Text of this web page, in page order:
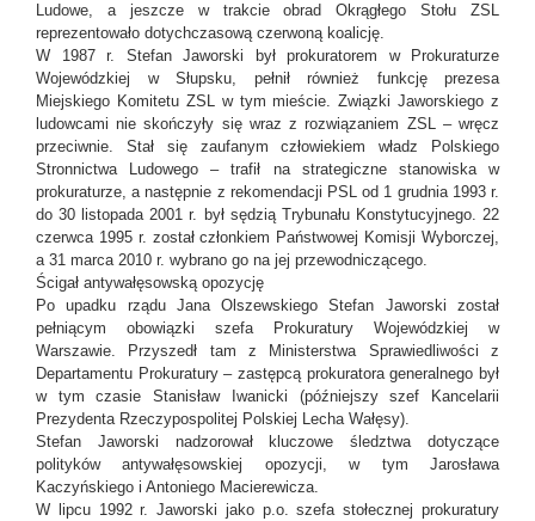
Ludowe, a jeszcze w trakcie obrad Okrągłego Stołu ZSL
reprezentowało dotychczasową czerwoną koalicję.
W 1987 r. Stefan Jaworski był prokuratorem w Prokuraturze
Wojewódzkiej w Słupsku, pełnił również funkcję prezesa
Miejskiego Komitetu ZSL w tym mieście. Związki Jaworskiego z
ludowcami nie skończyły się wraz z rozwiązaniem ZSL – wręcz
przeciwnie. Stał się zaufanym człowiekiem władz Polskiego
Stronnictwa Ludowego – trafił na strategiczne stanowiska w
prokuraturze, a następnie z rekomendacji PSL od 1 grudnia 1993 r.
do 30 listopada 2001 r. był sędzią Trybunału Konstytucyjnego. 22
czerwca 1995 r. został członkiem Państwowej Komisji Wyborczej,
a 31 marca 2010 r. wybrano go na jej przewodniczącego.
Ścigał antywałęsowską opozycję
Po upadku rządu Jana Olszewskiego Stefan Jaworski został
pełniącym obowiązki szefa Prokuratury Wojewódzkiej w
Warszawie. Przyszedł tam z Ministerstwa Sprawiedliwości z
Departamentu Prokuratury – zastępcą prokuratora generalnego był
w tym czasie Stanisław Iwanicki (późniejszy szef Kancelarii
Prezydenta Rzeczypospolitej Polskiej Lecha Wałęsy).
Stefan Jaworski nadzorował kluczowe śledztwa dotyczące
polityków antywałęsowskiej opozycji, w tym Jarosława
Kaczyńskiego i Antoniego Macierewicza.
W lipcu 1992 r. Jaworski jako p.o. szefa stołecznej prokuratury